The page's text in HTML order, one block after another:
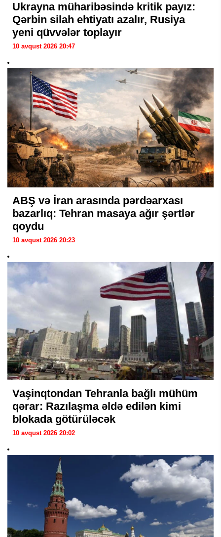
Ukrayna müharibəsində kritik payız:
Qərbin silah ehtiyatı azalır, Rusiya
yeni qüvvələr toplayır
10 avqust 2026 20:47
ABŞ və İran arasında pərdəarxası
bazarlıq: Tehran masaya ağır şərtlər
qoydu
10 avqust 2026 20:23
Vaşinqtondan Tehranla bağlı mühüm
qərar: Razılaşma əldə edilən kimi
blokada götürüləcək
10 avqust 2026 20:02